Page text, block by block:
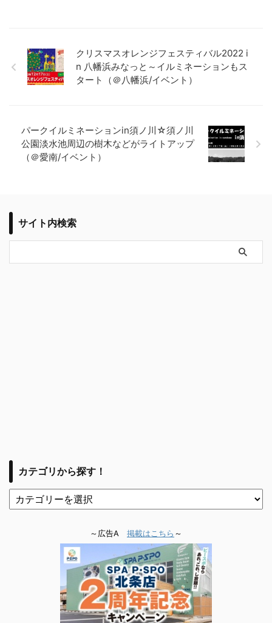
クリスマスオレンジフェスティバル2022 i
n 八幡浜みなっと～イルミネーションもス
タート（＠八幡浜/イベント）
パークイルミネーションin須ノ川☆須ノ川
公園淡水池周辺の樹木などがライトアップ
（＠愛南/イベント）
サイト内検索
カテゴリから探す！
～広告A 掲載はこちら ～